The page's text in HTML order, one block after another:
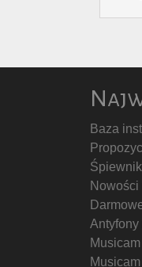
Baza
Śpiewnik
Nowości
Antyfony